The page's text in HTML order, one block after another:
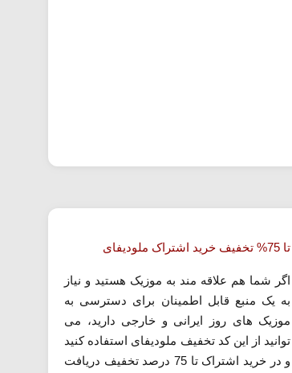
تا 75% تخفیف خرید اشتراک ملودیفای
اگر شما هم علاقه مند به موزیک هستید و نیاز
به یک منبع قابل اطمینان برای دسترسی به
موزیک های روز ایرانی و خارجی دارید، می
توانید از این کد تخفیف ملودیفای استفاده کنید
و در خرید اشتراک تا 75 درصد تخفیف دریافت